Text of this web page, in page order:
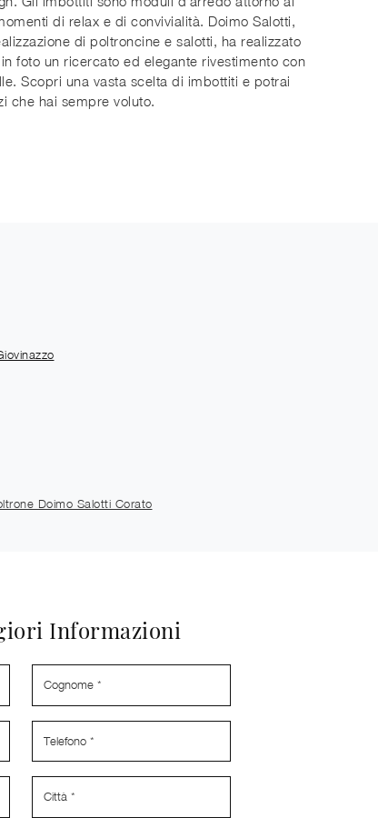
di relax e di convivialità. Doimo Salotti,
di poltroncine e salotti, ha realizzato
foto un ricercato ed elegante rivestimento con
Scopri una vasta scelta di imbottiti e potrai
che hai sempre voluto.
Doimo Salotti Corato
Informazioni